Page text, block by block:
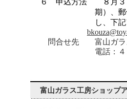
６ 申込方法 ８月３
期）、
し、下
問合せ先 富山ガラ
電話：４３６－
富山ガラス工房ショップ